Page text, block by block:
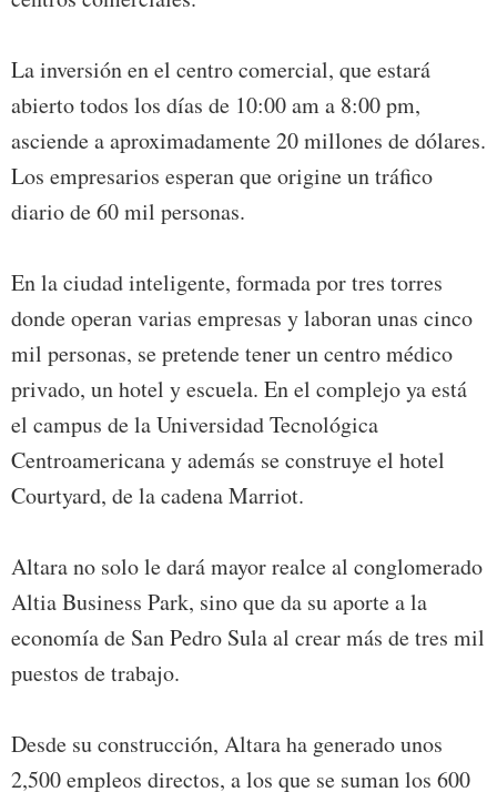
La inversión en el centro comercial, que estará
abierto todos los días de 10:00 am a 8:00 pm,
asciende a aproximadamente 20 millones de dólares.
Los empresarios esperan que origine un tráfico
diario de 60 mil personas.
En la ciudad inteligente, formada por tres torres
donde operan varias empresas y laboran unas cinco
mil personas, se pretende tener un centro médico
privado, un hotel y escuela. En el complejo ya está
el campus de la Universidad Tecnológica
Centroamericana y además se construye el hotel
Courtyard, de la cadena Marriot.
Altara no solo le dará mayor realce al conglomerado
Altia Business Park, sino que da su aporte a la
economía de San Pedro Sula al crear más de tres mil
puestos de trabajo.
Desde su construcción, Altara ha generado unos
2,500 empleos directos, a los que se suman los 600